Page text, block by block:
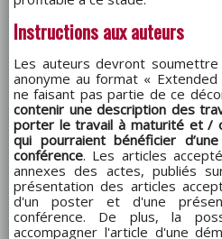
Instructions aux auteurs
Les auteurs devront
anonyme au format «
ne faisant pas partie de ce
contenir une description des
porter le travail à maturité et /
qui pourraient bénéficier
conférence. Les articles
annexes des actes, publiés
présentation des articles
d'un poster et d'une
conférence. De plus, la
accompagner l'article d'une